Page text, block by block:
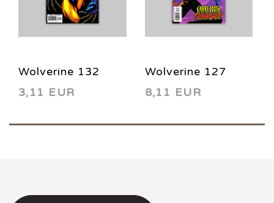
Wolverine 132
1998
3,11 EUR
Wolverine 127
1998
8,11 EUR